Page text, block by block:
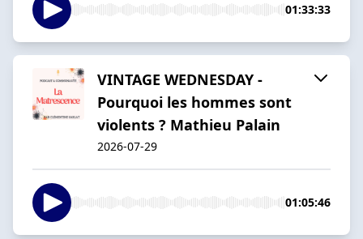
01:33:33
VINTAGE WEDNESDAY -
Pourquoi les hommes sont
violents ? Mathieu Palain
2026-07-29
01:05:46